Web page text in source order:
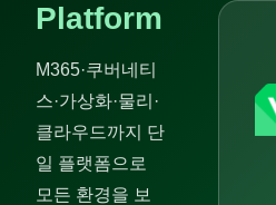
Platform
M365·쿠버네티
스·가상화·물리·
클라우드까지 단
일 플랫폼으로
모든 환경을 보